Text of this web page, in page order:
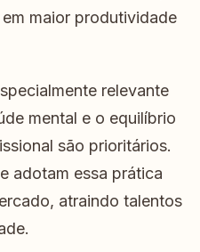
maior produtividade
relevante
mental e o equilíbrio
são prioritários.
adotam essa prática
atraindo talentos